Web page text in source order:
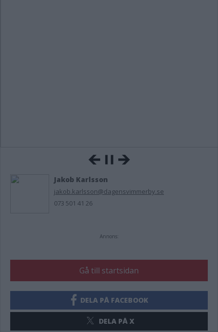
Jakob Karlsson
jakob.karlsson@dagensvimmerby.se
073 501 41 26
Annons:
Gå till startsidan
DELA PÅ FACEBOOK
DELA PÅ X